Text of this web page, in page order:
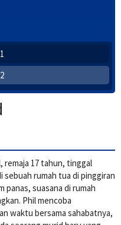
remaja 17 tahun, tinggal
sebuah rumah tua di pinggiran
panas, suasana di rumah
Phil mencoba
waktu bersama sahabatnya,